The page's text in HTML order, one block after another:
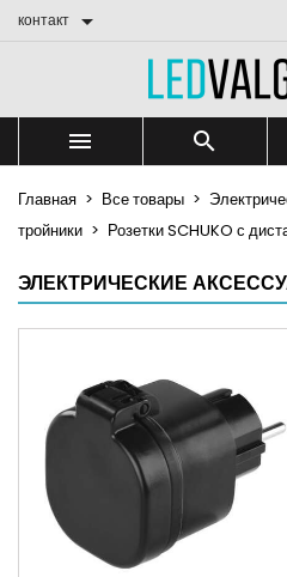
контакт 
 
Главная Все товары
тройники
Розетки SCHUKO с
ЭЛЕКТРИЧЕСКИЕ